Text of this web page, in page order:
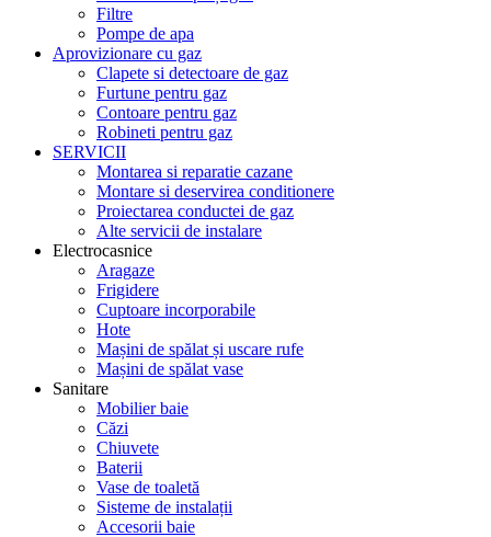
Filtre
Pompe de apa
Aprovizionare cu gaz
Clapete si detectoare de gaz
Furtune pentru gaz
Contoare pentru gaz
Robineti pentru gaz
SERVICII
Montarea si reparatie cazane
Montare si deservirea conditionere
Proiectarea conductei de gaz
Alte servicii de instalare
Electrocasnice
Aragaze
Frigidere
Cuptoare incorporabile
Hote
Mașini de spălat și uscare rufe
Mașini de spălat vase
Sanitare
Mobilier baie
Căzi
Chiuvete
Baterii
Vase de toaletă
Sisteme de instalații
Accesorii baie